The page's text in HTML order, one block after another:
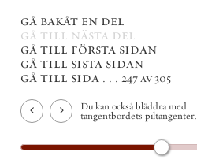
gå bakåt en del
gå till nästa del
gå till första sidan
gå till sista sidan
gå till sida . . . 247 av 305
Du kan också bläddra med
tangentbordets piltangenter.